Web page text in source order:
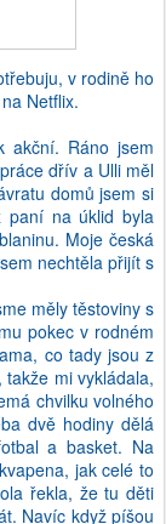
v rodině ho
Netflix.
akční. Ráno jsem
dřív a Ulli měl
domů jsem si
paní na úklid byla
Moje česká
nechtěla přijít s
měly těstoviny s
pokec v rodném
co tady jsou z
mi vykládala,
chvilku volného
dvě hodiny dělá
a basket. Na
jak celé to
řekla, že tu děti
Navíc když píšou